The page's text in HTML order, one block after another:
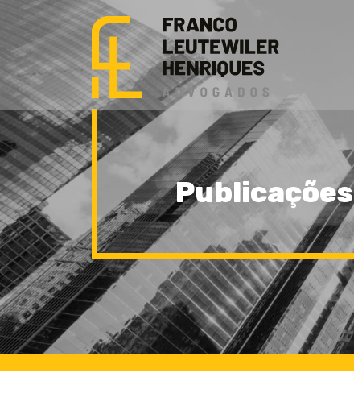
Publicações